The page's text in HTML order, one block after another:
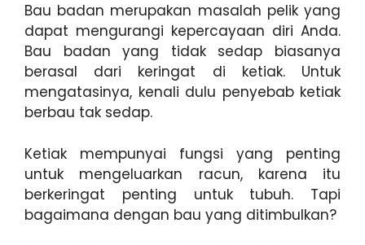
Bau badan merupakan masalah pelik yang
dapat mengurangi kepercayaan diri Anda.
Bau badan yang tidak sedap biasanya
berasal dari keringat di ketiak. Untuk
mengatasinya, kenali dulu penyebab ketiak
berbau tak sedap.
Ketiak mempunyai fungsi yang penting
untuk mengeluarkan racun, karena itu
berkeringat penting untuk tubuh. Tapi
bagaimana dengan bau yang ditimbulkan?